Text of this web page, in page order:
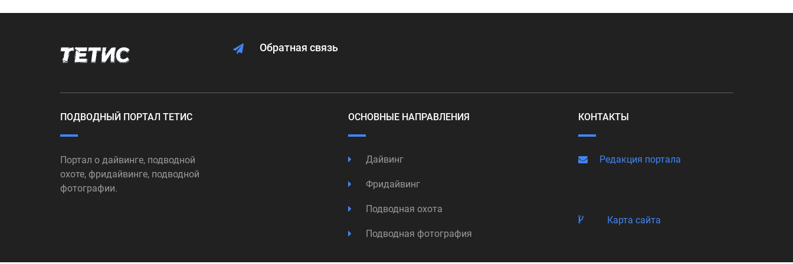
Обратная связь
ПОДВОДНЫЙ ПОРТАЛ ТЕТИС
Портал о дайвинге, подводной
охоте, фридайвинге, подводной
фотографии.
ОСНОВНЫЕ НАПРАВЛЕНИЯ
Дайвинг
Фридайвинг
Подводная охота
Подводная фотография
КОНТАКТЫ
Редакция портала
Карта сайта